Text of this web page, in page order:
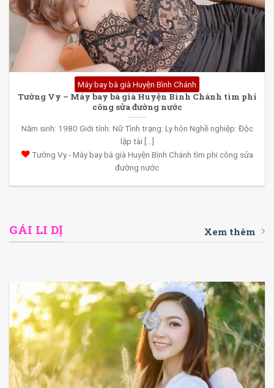
Máy bay bà già Huyện Bình Chánh
Tường Vy – Máy bay bà già Huyện Bình Chánh tìm phi
công sửa đường nước
Năm sinh: 1980 Giới tính: Nữ Tình trạng: Ly hôn Nghề nghiệp: Độc
lập tài [...]
Tường Vy - Máy bay bà già Huyện Bình Chánh tìm phi công sửa
đường nước
GÁI LI DỊ Xem thêm